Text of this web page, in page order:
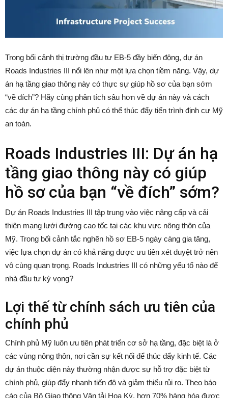
Trong bối cảnh thị trường đầu tư EB-5 đầy biến động, dự án
Roads Industries III nổi lên như một lựa chọn tiềm năng. Vậy, dự
án hạ tầng giao thông này có thực sự giúp hồ sơ của bạn sớm
“về đích”? Hãy cùng phân tích sâu hơn về dự án này và cách
các dự án hạ tầng chính phủ có thể thúc đẩy tiến trình định cư Mỹ
an toàn.
Roads Industries III: Dự án hạ
tầng giao thông này có giúp
hồ sơ của bạn “về đích” sớm?
Dự án Roads Industries III tập trung vào việc nâng cấp và cải
thiện mạng lưới đường cao tốc tại các khu vực nông thôn của
Mỹ. Trong bối cảnh tắc nghẽn hồ sơ EB-5 ngày càng gia tăng,
việc lựa chọn dự án có khả năng được ưu tiên xét duyệt trở nên
vô cùng quan trọng. Roads Industries III có những yếu tố nào để
nhà đầu tư kỳ vọng?
Lợi thế từ chính sách ưu tiên của
chính phủ
Chính phủ Mỹ luôn ưu tiên phát triển cơ sở hạ tầng, đặc biệt là ở
các vùng nông thôn, nơi cần sự kết nối để thúc đẩy kinh tế. Các
dự án thuộc diện này thường nhận được sự hỗ trợ đặc biệt từ
chính phủ, giúp đẩy nhanh tiến độ và giảm thiểu rủi ro. Theo báo
cáo của Bộ Giao thông Vận tải Hoa Kỳ, hơn 70% hàng hóa được